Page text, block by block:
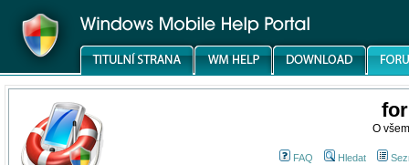
O
FAQ Hledat